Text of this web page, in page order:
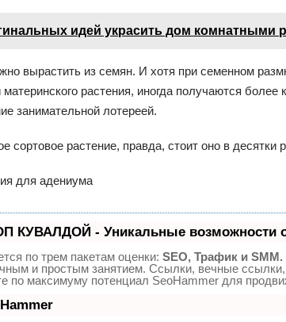
идей украсить дом комнатными
вырастить из семян. И хотя при семенном
растения, иногда получаются более
занимательной лотереей.
сортовое растение, правда, стоит оно в десятки
для адениума
КУВАЛДОЙ - Уникальные возможности
по трем пакетам оценки: SEO, Трафик и SMM.
и простым занятием. Ссылки, вечные ссылки,
по максимуму потенциал SeoHammer для